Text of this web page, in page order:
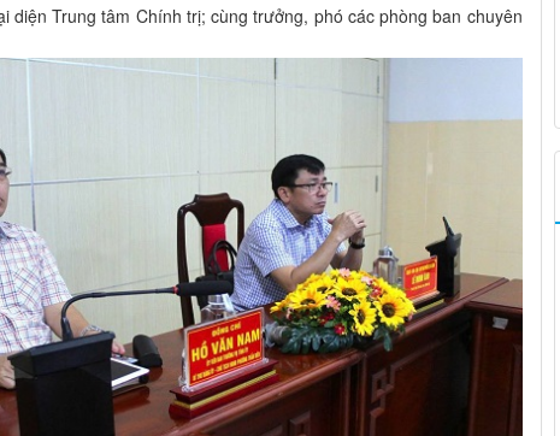
diện Trung tâm Chính trị; cùng trưởng, phó các phòng ban chuyên